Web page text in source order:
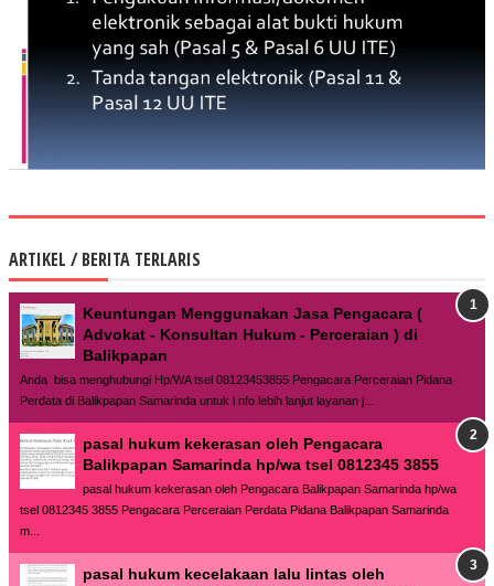
ARTIKEL / BERITA TERLARIS
Keuntungan Menggunakan Jasa Pengacara (
Advokat - Konsultan Hukum - Perceraian ) di
Balikpapan
Anda bisa menghubungi Hp/WA tsel 08123453855 Pengacara Perceraian Pidana
Perdata di Balikpapan Samarinda untuk i nfo lebih lanjut layanan j...
pasal hukum kekerasan oleh Pengacara
Balikpapan Samarinda hp/wa tsel 0812345 3855
pasal hukum kekerasan oleh Pengacara Balikpapan Samarinda hp/wa
tsel 0812345 3855 Pengacara Perceraian Perdata Pidana Balikpapan Samarinda
m...
pasal hukum kecelakaan lalu lintas oleh